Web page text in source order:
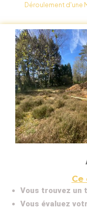
Déroulement d'une
Vous trouvez un
Vous évaluez